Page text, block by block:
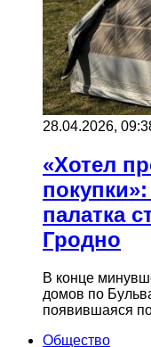
28.04.2026,
«Хотел
палатка
Гродно
В конце
домов по
появившаяся
Общество